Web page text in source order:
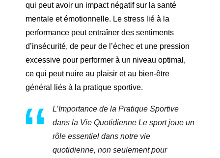
qui peut avoir un impact négatif sur la santé
mentale et émotionnelle. Le stress lié à la
performance peut entraîner des sentiments
d’insécurité, de peur de l’échec et une pression
excessive pour performer à un niveau optimal,
ce qui peut nuire au plaisir et au bien-être
général liés à la pratique sportive.
L’Importance de la Pratique Sportive
dans la Vie Quotidienne Le sport joue un
rôle essentiel dans notre vie
quotidienne, non seulement pour